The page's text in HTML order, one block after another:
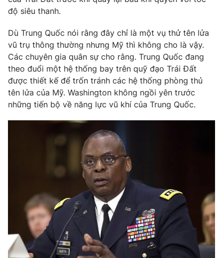
độ siêu thanh.
Dù Trung Quốc nói rằng đây chỉ là một vụ thử tên lửa
vũ trụ thông thường nhưng Mỹ thì không cho là vậy.
Các chuyên gia quân sự cho rằng. Trung Quốc đang
theo đuổi một hệ thống bay trên quỹ đạo Trái Đất
được thiết kế để trốn tránh các hệ thống phòng thủ
tên lửa của Mỹ. Washington không ngồi yên trước
những tiến bộ về năng lực vũ khí của Trung Quốc.